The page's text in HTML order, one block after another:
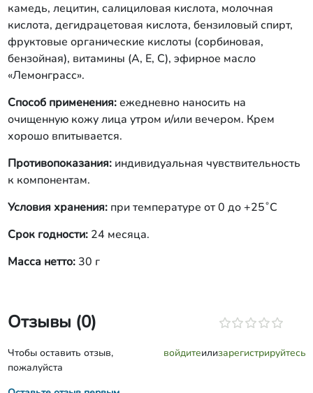
камедь, лецитин, салициловая кислота, молочная
кислота, дегидрацетовая кислота, бензиловый спирт,
фруктовые органические кислоты (сорбиновая,
бензойная), витамины (А, Е, С), эфирное масло
«Лемонграсс».
Способ применения:ежедневно наносить на
очищенную кожу лица утром и/или вечером. Крем
хорошо впитывается.
Противопоказания:индивидуальная чувствительность
к компонентам.
Условия хранения:при температуре от 0 до +25˚С
Срок годности:24 месяца.
Масса нетто:30 г
Отзывы (0)
Чтобы оставить отзыв,
пожалуйста
войдитеилизарегистрируйтесь